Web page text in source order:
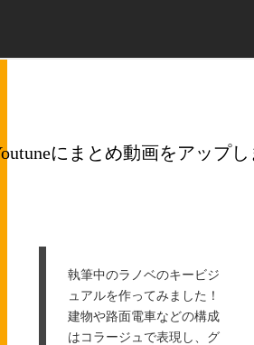
にまとめ動画をアップし
執筆中のラノベのキービジ
ュアルを作ってみました！
建物や路面電車などの構成
はコラージュで表現し、グ